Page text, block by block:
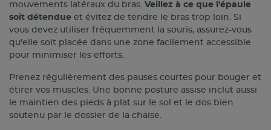
mouvements latéraux du bras. Veillez à ce que l'épaule
soit détendue et évitez de tendre le bras trop loin. Si
vous devez utiliser fréquemment la souris, assurez-vous
qu'elle soit placée dans une zone facilement accessible
pour minimiser les efforts.
Prenez régulièrement des pauses courtes pour bouger et
étirer vos muscles. Une bonne posture assise inclut aussi
le maintien des pieds à plat sur le sol et le dos bien
soutenu par le dossier de la chaise.